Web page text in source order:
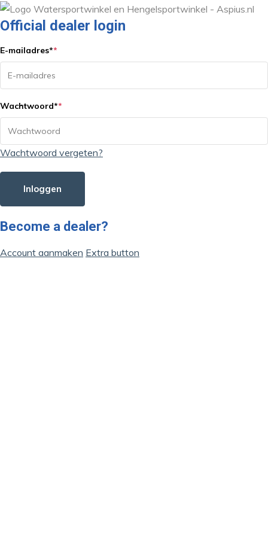
Official dealer login
E-mailadres**
Wachtwoord**
Wachtwoord vergeten?
Inloggen
Become a dealer?
Account aanmaken Extra button